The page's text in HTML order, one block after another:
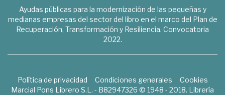
Ayudas públicas para la modernización de las pequeñas y
medianas empresas del sector del libro en el marco del Plan de
Recuperación, Transformación y Resiliencia. Convocatoria
2022.
Política de privacidad Condiciones generales
Cookies
Marcial Pons Librero S.L. - B82947326 © 1948 - 2018. Librería